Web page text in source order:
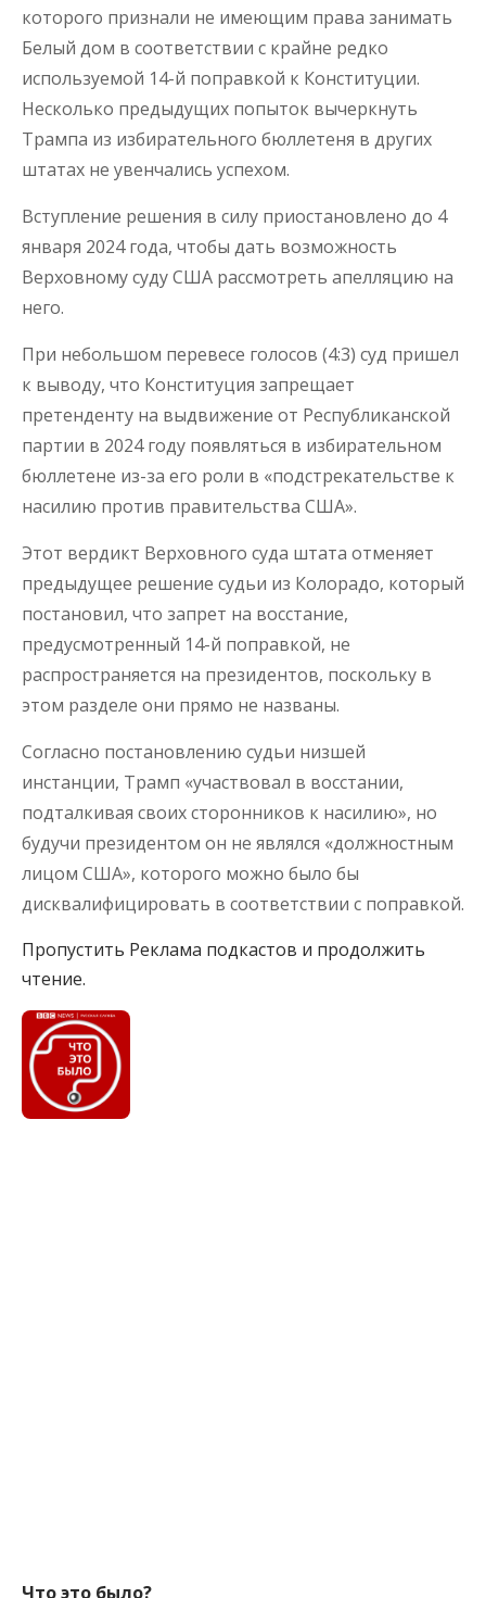
которого признали не имеющим права занимать
Белый дом в соответствии с крайне редко
используемой 14-й поправкой к Конституции.
Несколько предыдущих попыток вычеркнуть
Трампа из избирательного бюллетеня в других
штатах не увенчались успехом.
Вступление решения в силу приостановлено до 4
января 2024 года, чтобы дать возможность
Верховному суду США рассмотреть апелляцию на
него.
При небольшом перевесе голосов (4:3) суд пришел
к выводу, что Конституция запрещает
претенденту на выдвижение от Республиканской
партии в 2024 году появляться в избирательном
бюллетене из-за его роли в «подстрекательстве к
насилию против правительства США».
Этот вердикт Верховного суда штата отменяет
предыдущее решение судьи из Колорадо, который
постановил, что запрет на восстание,
предусмотренный 14-й поправкой, не
распространяется на президентов, поскольку в
этом разделе они прямо не названы.
Согласно постановлению судьи низшей
инстанции, Трамп «участвовал в восстании,
подталкивая своих сторонников к насилию», но
будучи президентом он не являлся «должностным
лицом США», которого можно было бы
дисквалифицировать в соответствии с поправкой.
Пропустить Реклама подкастов и продолжить
чтение.
Что это было?